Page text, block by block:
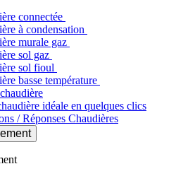
connectée
à condensation
murale gaz
sol gaz
sol fioul
basse température
idéale en quelques clics
/ Réponses Chaudières